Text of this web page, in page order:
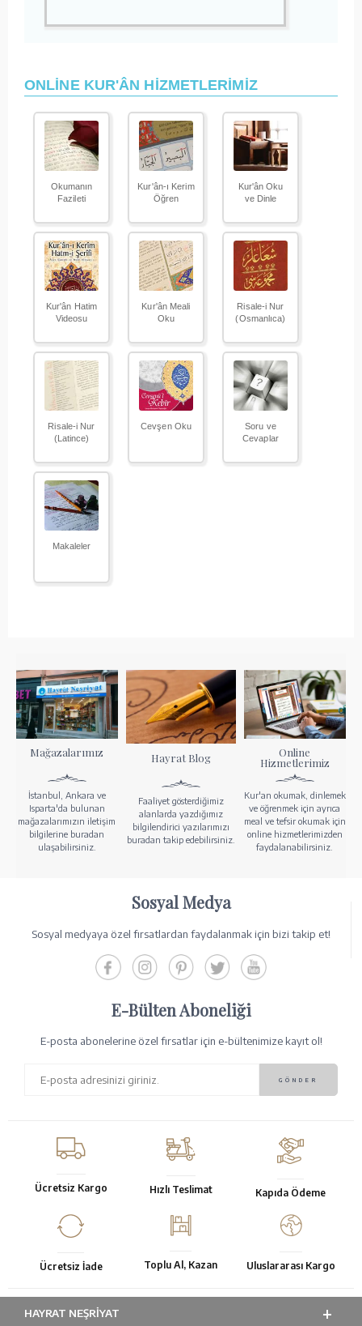
ONLİNE KUR'ÂN HİZMETLERİMİZ
Okumanın
Fazileti
Kur'ân-ı Kerim
Öğren
Kur'ân Oku
ve Dinle
Kur'ân Hatim
Videosu
Kur'ân Meali
Oku
Risale-i Nur
(Osmanlıca)
Risale-i Nur
(Latince)
Cevşen Oku
Soru ve
Cevaplar
Makaleler
Mağazalarımız
İstanbul, Ankara ve
Isparta'da bulunan
mağazalarımızın iletişim
bilgilerine buradan
ulaşabilirsiniz.
Hayrat Blog
Faaliyet gösterdiğimiz
alanlarda yazdığımız
bilgilendirici yazılarımızı
buradan takip edebilirsiniz.
Online
Hizmetlerimiz
Kur'an okumak, dinlemek
ve öğrenmek için ayrıca
meal ve tefsir okumak için
online hizmetlerimizden
faydalanabilirsiniz.
Sosyal Medya
Sosyal medyaya özel fırsatlardan faydalanmak için bizi takip et!
E-Bülten Aboneliği
E-posta abonelerine özel fırsatlar için e-bültenimize kayıt ol!
Ücretsiz Kargo Hızlı Teslimat Kapıda Ödeme
Ücretsiz İade Toplu Al, Kazan Uluslararası Kargo
HAYRAT NEŞRIYAT